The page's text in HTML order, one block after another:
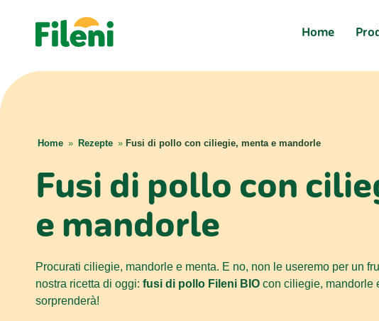
Home
Home » Rezepte » Fusi di pollo con ciliegie, menta e mandorle
Fusi di pollo con
e mandorle
Procurati ciliegie, mandorle e menta. E no, non le useremo per un
nostra ricetta di oggi: fusi di pollo Fileni BIO con ciliegie, mandorle
sorprenderà!